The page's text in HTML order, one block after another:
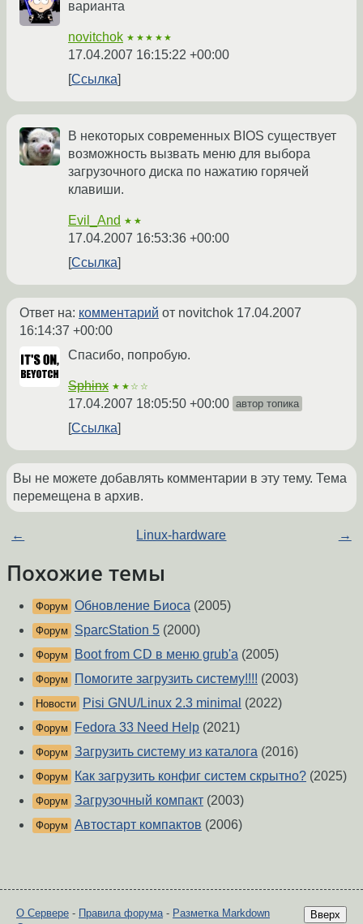
варианта
novitchok ★★★★★
17.04.2007 16:15:22 +00:00
Ссылка
В некоторых современных BIOS существует
возможность вызвать меню для выбора
загрузочного диска по нажатию горячей
клавиши.
Evil_And ★★
17.04.2007 16:53:36 +00:00
Ссылка
Ответ на: комментарий от novitchok 17.04.2007
16:14:37 +00:00
Спасибо, попробую.
Sphinx ★★☆☆
17.04.2007 18:05:50 +00:00 автор топика
Ссылка
Вы не можете добавлять комментарии в эту тему. Тема
перемещена в архив.
← Linux-hardware →
Похожие темы
Форум Обновление Биоса (2005)
Форум SparcStation 5 (2000)
Форум Boot from CD в меню grub'a (2005)
Форум Помогите загрузить систему!!!! (2003)
Новости Pisi GNU/Linux 2.3 minimal (2022)
Форум Fedora 33 Need Help (2021)
Форум Загрузить систему из каталога (2016)
Форум Как загрузить конфиг систем скрытно? (2025)
Форум Загрузочный компакт (2003)
Форум Автостарт компактов (2006)
Вверх
О Сервере - Правила форума- Разметка Markdown